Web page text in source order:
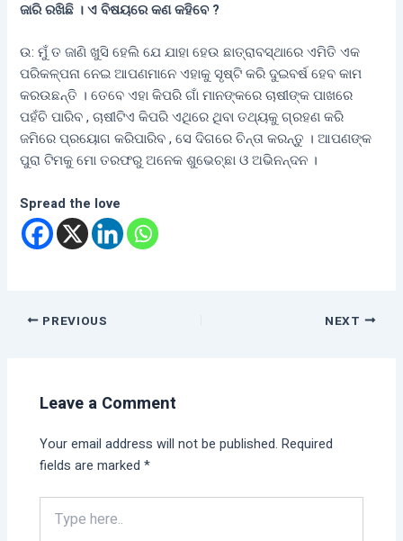
ଜାରି ରଖିଛି । ଏ ବିଷୟରେ କଣ କହିବେ ?
ଉ: ମୁଁ ତ ଜାଣି ଖୁସି ହେଲି ଯେ ଯାହା ହେଉ ଛାତ୍ରାବସ୍ଥାରେ ଏମିତି ଏକ
ପରିକଳ୍ପନା ନେଇ ଆପଣମାନେ ଏହାକୁ ସୃଷ୍ଟି କରି ଦୁଇବର୍ଷ ହେବ କାମ
କରଉଛନ୍ତି । ତେବେ ଏହା କିପରି ଗାଁ ମାନଙ୍କରେ ଚାଷୀଙ୍କ ପାଖରେ
ପହଁଚି ପାରିବ , ଚାଷୀଟିଏ କିପରି ଏଥିରେ ଥିବା ତଥ୍ୟକୁ ଗ୍ରହଣ କରି
ଜମିରେ ପ୍ରୟୋଗ କରିପାରିବ , ସେ ଦିଗରେ ଚିନ୍ତା କରନ୍ତୁ । ଆପଣଙ୍କ
ପୁରା ଟିମକୁ ମୋ ତରଫରୁ ଅନେକ ଶୁଭେଚ୍ଛା ଓ ଅଭିନନ୍ଦନ ।
Spread the love
PREVIOUS NEXT
Leave a Comment
Your email address will not be published. Required
fields are marked*
here..